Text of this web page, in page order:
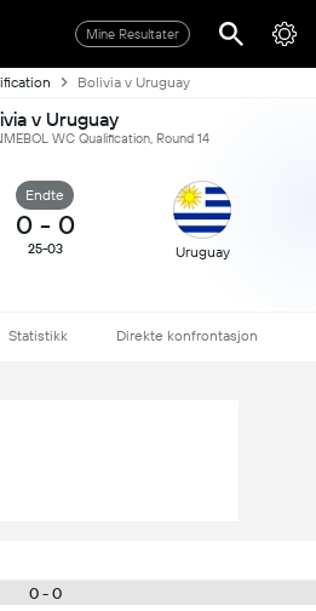
Mine Resultater
Bolivia v Uruguay
v Uruguay
WC Qualification, Round 14
Endte
0 - 0
25-03 Uruguay
Statistikk Direkte konfrontasjon
0 - 0